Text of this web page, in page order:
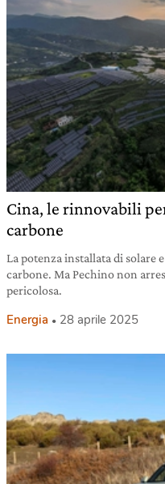
Cina, le rinnovabili
carbone
La potenza installata di solare
carbone. Ma Pechino non
pericolosa.
Energia 28 aprile 2025